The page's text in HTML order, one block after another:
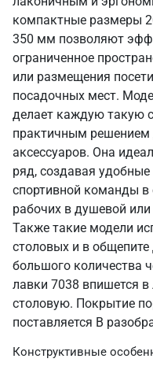
компактные размеры
350 мм позволяют
ограниченное
или размещения
посадочных мест.
делает каждую такую
практичным
аксессуаров. Она
ряд, создавая
спортивной команды в
рабочих в душевой
Также такие модели
столовых и в
большого количества
лавки 7038 впишется
столовую. Покрытие
поставляется В
Конструктивные